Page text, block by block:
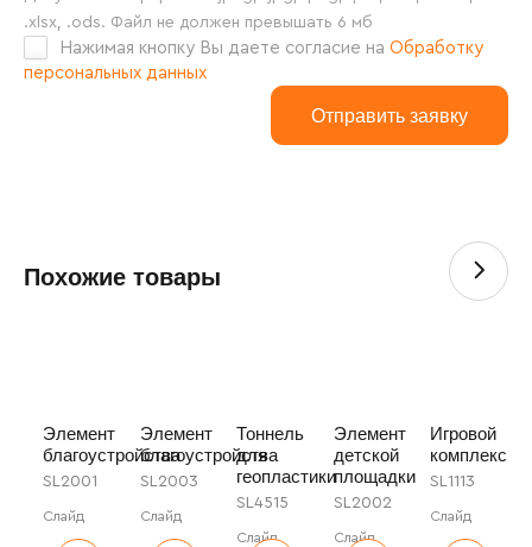
Нажимая кнопку Вы даете согласие на Обработку
персональных данных
Похожие товары
Элемент
благоустройства
SL2001
Слайд
Элемент
благоустройства
SL2003
Слайд
Тоннель
для
геопластики
SL4515
Слайд
Элемент
детской
площадки
SL2002
Слайд
Игровой
комплекс
SL1113
Слайд